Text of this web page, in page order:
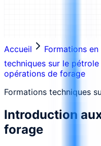
Accueil Formations
techniques sur le
opérations de forage
Formations techniques
Introduction
forage